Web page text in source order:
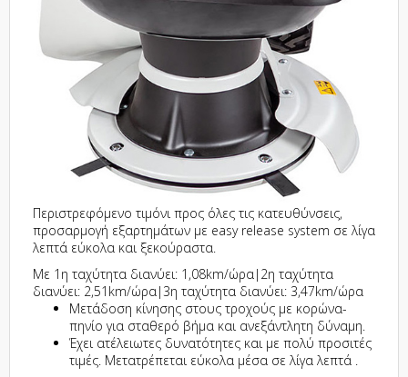
Περιστρεφόμενο τιμόνι προς όλες τις κατευθύνσεις,
προσαρμογή εξαρτημάτων με easy release system σε λίγα
λεπτά εύκολα και ξεκούραστα.
Με 1η ταχύτητα διανύει: 1,08km/ώρα|2η ταχύτητα
διανύει: 2,51km/ώρα|3η ταχύτητα διανύει: 3,47km/ώρα
Μετάδοση κίνησης στους τροχούς με κορώνα-
πηνίο για σταθερό βήμα και ανεξάντλητη δύναμη.
Έχει ατέλειωτες δυνατότητες και με πολύ προσιτές
τιμές. Μετατρέπεται εύκολα μέσα σε λίγα λεπτά .